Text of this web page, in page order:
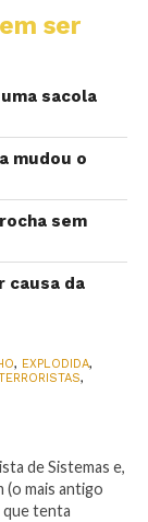
ser
sacola
mudou o
sem
causa da
, EXPLODIDA,
,
de Sistemas e,
(o mais antigo
que tenta